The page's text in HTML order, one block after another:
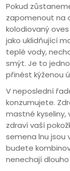
Pokud
zapomenout na
kolodiovaný
jako uklidňující
teplé vody,
smýt. Je to
přinést kýženou
V neposlední
konzumujete.
mastné kyseliny,
zdraví vaší
semena lnu jsou
budete
nenechají